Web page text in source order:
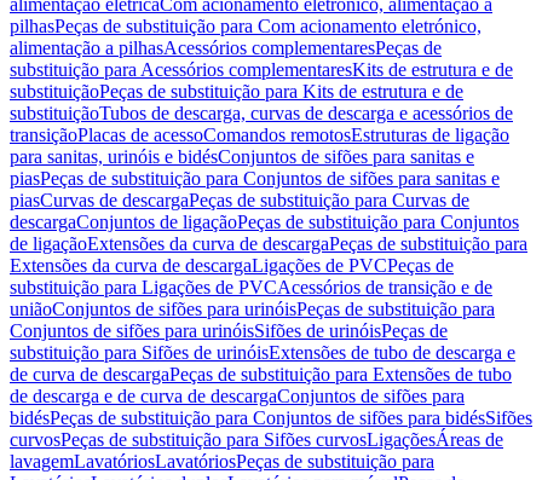
alimentação elétricaCom acionamento eletrónico, alimentação a
pilhasPeças de substituição para Com acionamento eletrónico,
alimentação a pilhasAcessórios complementaresPeças de
substituição para Acessórios complementaresKits de estrutura e de
substituiçãoPeças de substituição para Kits de estrutura e de
substituiçãoTubos de descarga, curvas de descarga e acessórios de
transiçãoPlacas de acessoComandos remotosEstruturas de ligação
para sanitas, urinóis e bidésConjuntos de sifões para sanitas e
piasPeças de substituição para Conjuntos de sifões para sanitas e
piasCurvas de descargaPeças de substituição para Curvas de
descargaConjuntos de ligaçãoPeças de substituição para Conjuntos
de ligaçãoExtensões da curva de descargaPeças de substituição para
Extensões da curva de descargaLigações de PVCPeças de
substituição para Ligações de PVCAcessórios de transição e de
uniãoConjuntos de sifões para urinóisPeças de substituição para
Conjuntos de sifões para urinóisSifões de urinóisPeças de
substituição para Sifões de urinóisExtensões de tubo de descarga e
de curva de descargaPeças de substituição para Extensões de tubo
de descarga e de curva de descargaConjuntos de sifões para
bidésPeças de substituição para Conjuntos de sifões para bidésSifões
curvosPeças de substituição para Sifões curvosLigaçõesÁreas de
lavagemLavatóriosLavatóriosPeças de substituição para